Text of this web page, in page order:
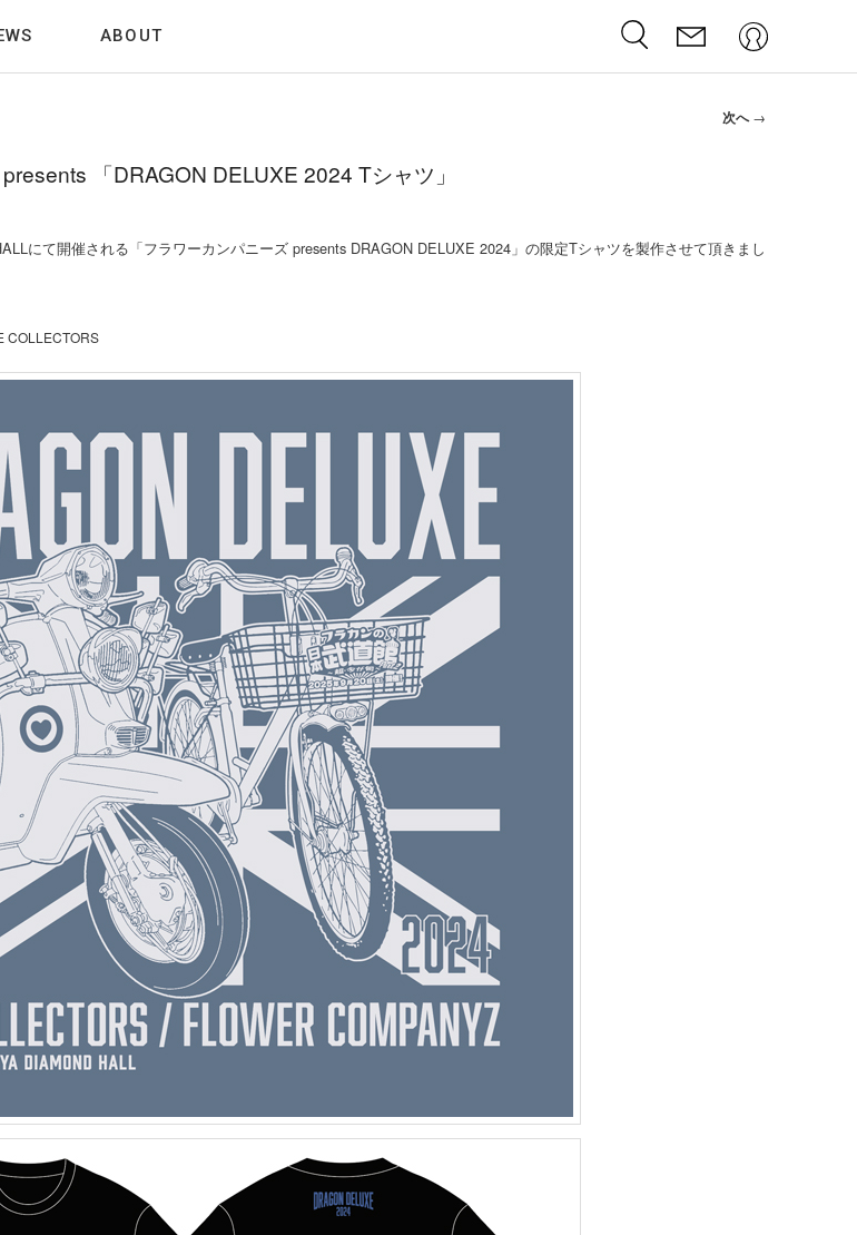
ABOUT
次へ→
「DRAGON DELUXE 2024 Tシャツ」
にて開催される「フラワーカンパニーズ presents DRAGON DELUXE 2024」の限定Tシャツを製作させて頂きまし
COLLECTORS